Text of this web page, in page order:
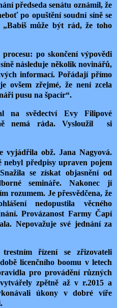
předseda senátu oznámil, že
po opuštění soudní síně se
„Babiš může být rád, že toho
po skončení výpovědi
následuje několik novinářů,
informací. Pořádají přímo
ovšem zřejmé, že není zcela
pusu na špacír“.
na svědectví Evy Filipové
nemá ráda. Vysloužil
si
vyjádřila obž. Jana Nagyová.
nebyl předpisy upraven pojem
se získat objasnění od
semináře. Nakonec jí
rozumem. Je přesvědčena, že
nedopustila věcného
Provázanost Farmy Čapí
Nepovažuje své jednání za
řízení se zřizovateli
licenčního boomu v letech
pro provádění různých
zpětně až v r.2015 a
úkony v dobré víře